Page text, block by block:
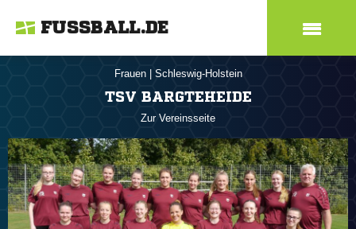
FUSSBALL.DE
Frauen Schleswig-Holstein
TSV BARGTEHEIDE
Zur Vereinsseite